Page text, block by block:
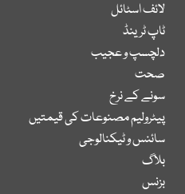
لائف اسٹائل
ٹاپ ٹرینڈ
دلچسپ و عجیب
صحت
سونے کے نرخ
پیٹرولیم مصنوعات کی قیمتیں
سائنس و ٹیکنالوجی
بلاگ
بزنس